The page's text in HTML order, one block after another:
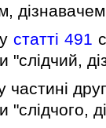
статтi 491
"слiдчий,
"слiдчого,